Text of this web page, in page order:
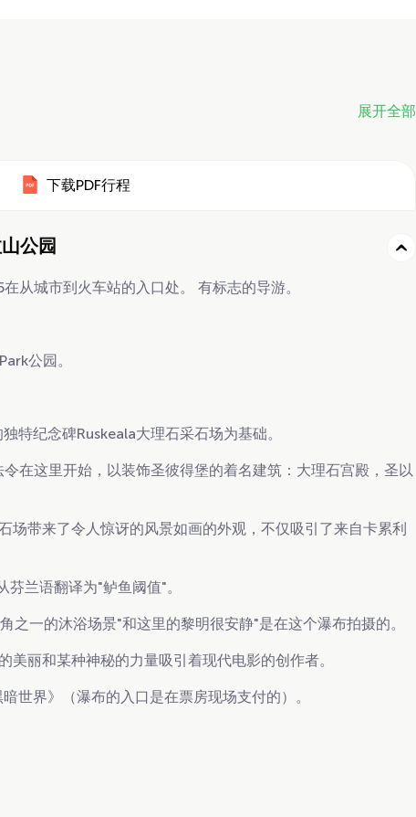
展开全部
下载PDF行程
公园
从城市到火车站的入口处。 有标志的导游。
公园。
特纪念碑Ruskeala大理石采石场为基础。
在这里开始，以装饰圣彼得堡的着名建筑：大理石宫殿，圣以
场带来了令人惊讶的风景如画的外观，不仅吸引了来自卡累利
芬兰语翻译为"鲈鱼阈值"。
之一的沐浴场景"和这里的黎明很安静"是在这个瀑布拍摄的。
丽和某种神秘的力量吸引着现代电影的创作者。
世界》（瀑布的入口是在票房现场支付的）。